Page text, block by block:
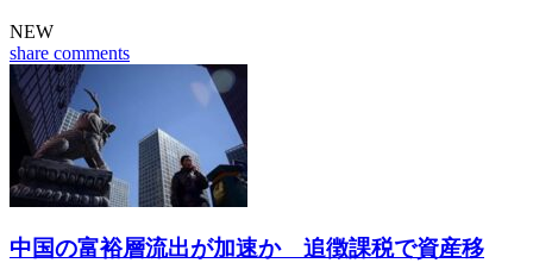
NEW
share comments
中国の富裕層流出が加速か 追徴課税で資産移